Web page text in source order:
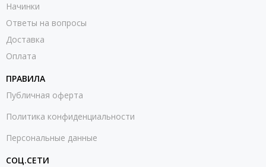
Начинки
Ответы на вопросы
Доставка
Оплата
ПРАВИЛА
Публичная оферта
Политика конфиденциальности
Персональные данные
СОЦ.СЕТИ